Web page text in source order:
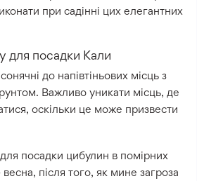
при садінні цих елегантних
для посадки Кали
до напівтіньових місць з
Важливо уникати місць, де
оскільки це може призвести
посадки цибулин в помірних
після того, як мине загроза